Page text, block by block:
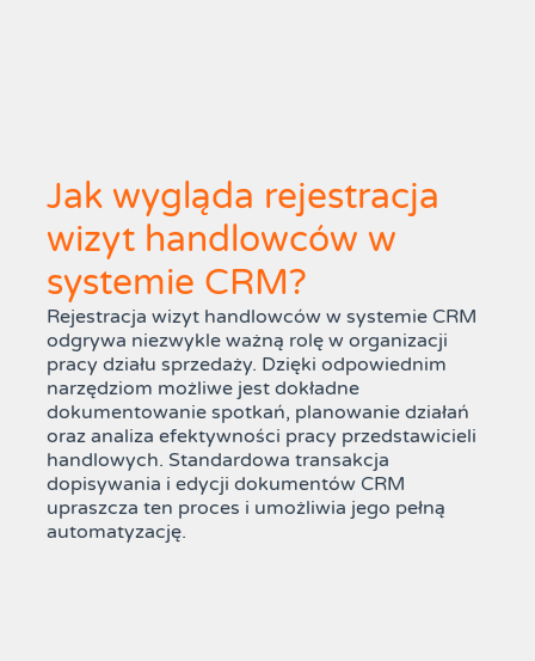
Jak wygląda rejestracja
wizyt handlowców w
systemie CRM?
Rejestracja wizyt handlowców w systemie CRM
odgrywa niezwykle ważną rolę w organizacji
pracy działu sprzedaży. Dzięki odpowiednim
narzędziom możliwe jest dokładne
dokumentowanie spotkań, planowanie działań
oraz analiza efektywności pracy przedstawicieli
handlowych. Standardowa transakcja
dopisywania i edycji dokumentów CRM
upraszcza ten proces i umożliwia jego pełną
automatyzację.